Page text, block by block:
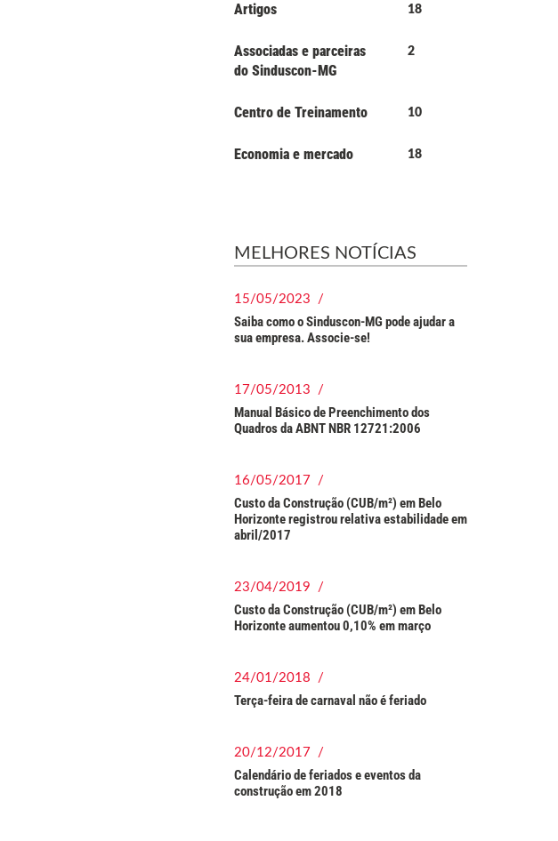
Artigos 18
Associadas e parceiras
do Sinduscon-MG
2
Centro de Treinamento 10
Economia e mercado 18
MELHORES NOTÍCIAS
15/05/2023 /
Saiba como o Sinduscon-MG pode ajudar a
sua empresa. Associe-se!
17/05/2013 /
Manual Básico de Preenchimento dos
Quadros da ABNT NBR 12721:2006
16/05/2017 /
Custo da Construção (CUB/m²) em Belo
Horizonte registrou relativa estabilidade em
abril/2017
23/04/2019 /
Custo da Construção (CUB/m²) em Belo
Horizonte aumentou 0,10% em março
24/01/2018 /
Terça-feira de carnaval não é feriado
20/12/2017 /
Calendário de feriados e eventos da
construção em 2018